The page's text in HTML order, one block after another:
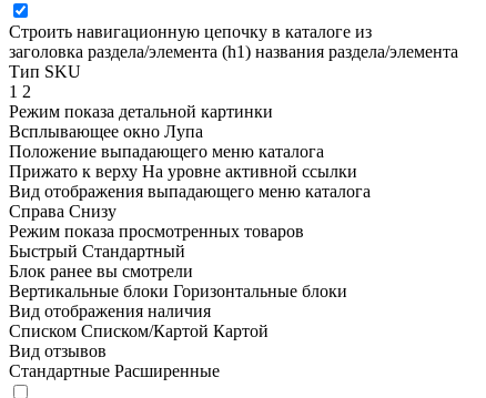
Строить навигационную цепочку в каталоге из
заголовка раздела/элемента (h1) названия раздела/элемента
Тип SKU
1 2
Режим показа детальной картинки
Всплывающее окно Лупа
Положение выпадающего меню каталога
Прижато к верху На уровне активной ссылки
Вид отображения выпадающего меню каталога
Справа Снизу
Режим показа просмотренных товаров
Быстрый Стандартный
Блок ранее вы смотрели
Вертикальные блоки Горизонтальные блоки
Вид отображения наличия
Списком Списком/Картой Картой
Вид отзывов
Стандартные Расширенные